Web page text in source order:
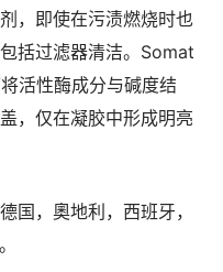
，即使在污渍燃烧时也
括过滤器清洁。Somat
活性酶成分与碱度结
，仅在凝胶中形成明亮
国，奧地利，西班牙，